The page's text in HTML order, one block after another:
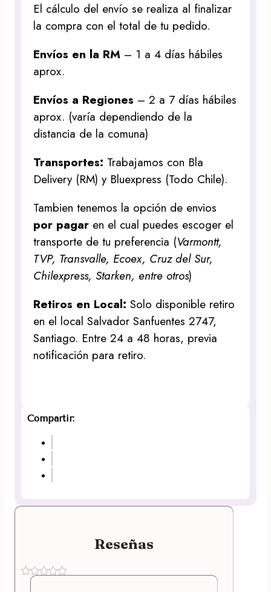
El cálculo del envío se realiza al finalizar
la compra con el total de tu pedido.
Envíos en la RM – 1 a 4 días hábiles
aprox.
Envíos a Regiones – 2 a 7 días hábiles
aprox. (varía dependiendo de la
distancia de la comuna)
Transportes: Trabajamos con Bla
Delivery (RM) y Bluexpress (Todo Chile).
Tambien tenemos la opción de envios
por pagar en el cual puedes escoger el
transporte de tu preferencia (Varmontt,
TVP, Transvalle, Ecoex, Cruz del Sur,
Chilexpress, Starken, entre otros)
Retiros en Local:Solo disponible retiro
en el local Salvador Sanfuentes 2747,
Santiago. Entre 24 a 48 horas, previa
notificación para retiro.
Compartir:
Reseñas